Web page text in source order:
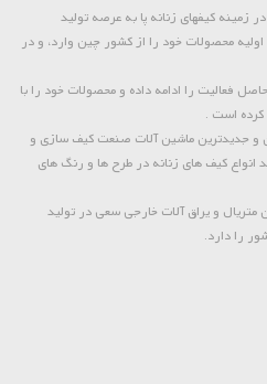
1367 تا به امروز در زمینه کیفهای زنانه پا به عرصه تولید
بعد کلیه مواد اولیه محصولات خود را از کشور چین وارد، و در
انحصاری حاصل فعالیت را ادامه داده و محصولات خود را با
کرده است .
و جدیدترین ماشین آلات صنعت کیف سازی و
انواع کیف های زنانه در طرح ها و رنگ های
و یراق آلات خارجی سعی در تولید
را دارد.